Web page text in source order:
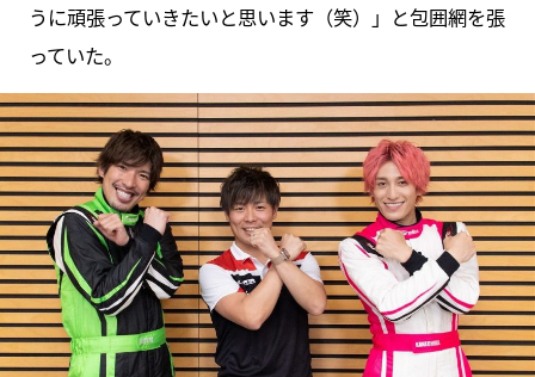
うに頑張っていきたいと思います（笑）」と包囲網を張
っていた。